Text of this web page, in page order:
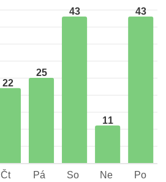
22
25
43
11
43
Čt Pá So Ne Po